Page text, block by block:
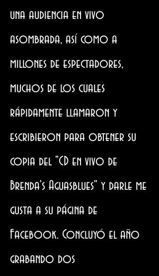
una audiencia en vivo
asombrada, así como a
millones de espectadores,
muchos de los cuales
rápidamente llamaron y
escribieron para obtener su
copia del "CD en vivo de
Brenda's Aguasblues" y darle me
gusta a su página de
Facebook. Concluyó el año
grabando dos